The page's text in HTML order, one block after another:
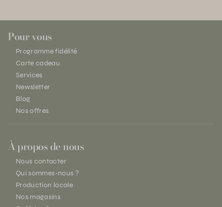
Pour vous
Programme fidélité
Carte cadeau
Services
Newsletter
Blog
Nos offres
À propos de nous
Nous contacter
Qui sommes-nous ?
Production locale
Nos magasins